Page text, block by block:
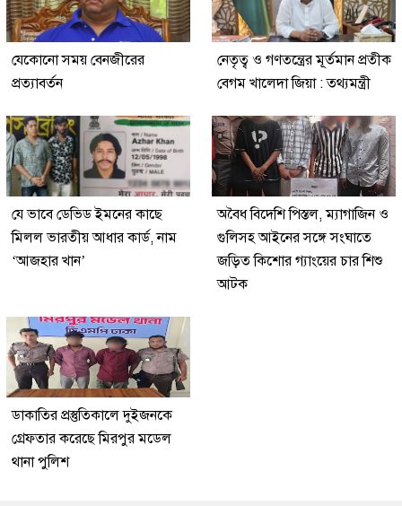
যেকোনো সময় বেনজীরের
প্রত্যাবর্তন
নেতৃত্ব ও গণতন্ত্রের মূর্তমান প্রতীক
বেগম খালেদা জিয়া : তথ্যমন্ত্রী
যে ভাবে ডেভিড ইমনের কাছে
মিলল ভারতীয় আধার কার্ড, নাম
‘আজহার খান’
অবৈধ বিদেশি পিস্তল, ম্যাগাজিন ও
গুলিসহ আইনের সঙ্গে সংঘাতে
জড়িত কিশোর গ্যাংয়ের চার শিশু
আটক
ডাকাতির প্রস্তুতিকালে দুইজনকে
গ্রেফতার করেছে মিরপুর মডেল
থানা পুলিশ